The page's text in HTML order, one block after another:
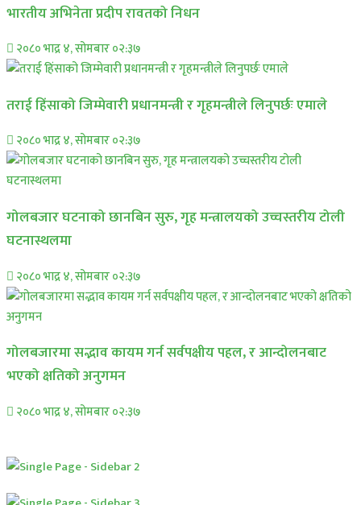
भारतीय अभिनेता प्रदीप रावतको निधन
२०८० भाद्र ४, सोमबार ०२:३७
तराई हिंसाको जिम्मेवारी प्रधानमन्त्री र गृहमन्त्रीले लिनुपर्छः एमाले
२०८० भाद्र ४, सोमबार ०२:३७
गोलबजार घटनाको छानबिन सुरु, गृह मन्त्रालयको उच्चस्तरीय टोली
घटनास्थलमा
२०८० भाद्र ४, सोमबार ०२:३७
गोलबजारमा सद्भाव कायम गर्न सर्वपक्षीय पहल, र आन्दोलनबाट
भएको क्षतिको अनुगमन
२०८० भाद्र ४, सोमबार ०२:३७